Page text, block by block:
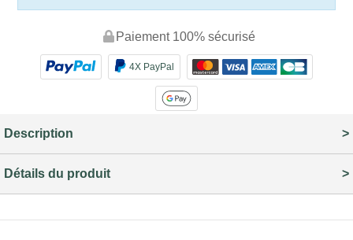
Paiement 100% sécurisé
4X PayPal
Description
Détails du produit